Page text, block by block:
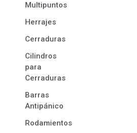
Multipuntos
Herrajes
Cerraduras
Cilindros
para
Cerraduras
Barras
Antipánico
Rodamientos